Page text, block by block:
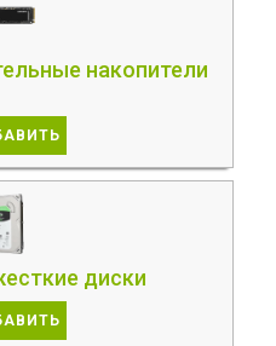
накопители
диски